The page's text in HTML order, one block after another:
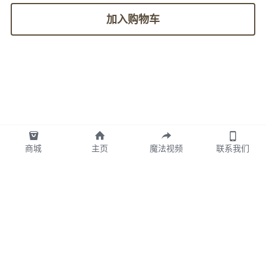
加入购物车
商城 主页 魔法视频 联系我们